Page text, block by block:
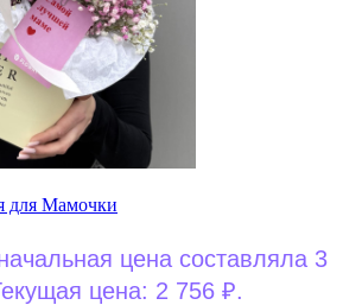
для Мамочки
цена составляла 3
цена: 2 756 ₽.